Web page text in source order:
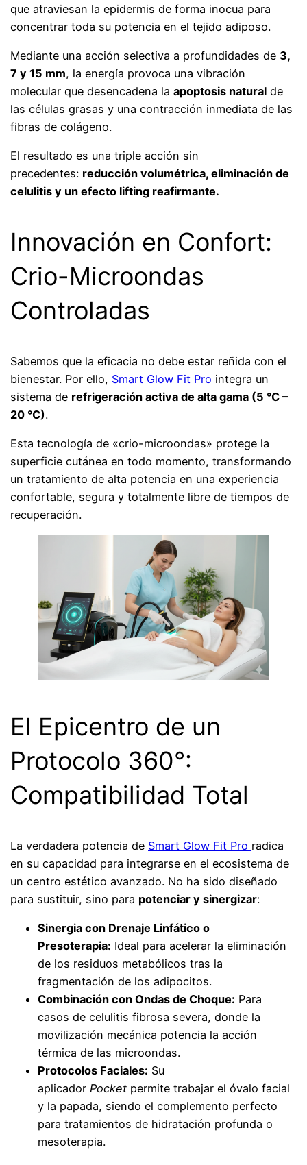
que atraviesan la epidermis de forma inocua para
concentrar toda su potencia en el tejido adiposo.
Mediante una acción selectiva a profundidades de 3,
7 y 15 mm, la energía provoca una vibración
molecular que desencadena laapoptosis natural de
las células grasas y una contracción inmediata de las
fibras de colágeno.
El resultado es una triple acción sin
precedentes: reducción volumétrica, eliminación de
celulitis y un efecto lifting reafirmante.
Innovación en Confort:
Crio-Microondas
Controladas
Sabemos que la eficacia no debe estar reñida con el
bienestar. Por ello, Smart Glow Fit Pro integra un
sistema de refrigeración activa de alta gama (5 °C –
20 °C).
Esta tecnología de «crio-microondas» protege la
superficie cutánea en todo momento, transformando
un tratamiento de alta potencia en una experiencia
confortable, segura y totalmente libre de tiempos de
recuperación.
El Epicentro de un
Protocolo 360°:
Compatibilidad Total
La verdadera potencia de Smart Glow Fit Pro radica
en su capacidad para integrarse en el ecosistema de
un centro estético avanzado. No ha sido diseñado
para sustituir, sino para potenciar y sinergizar:
Sinergia con Drenaje Linfático o
Presoterapia: Ideal para acelerar la eliminación
de los residuos metabólicos tras la
fragmentación de los adipocitos.
Combinación con Ondas de Choque: Para
casos de celulitis fibrosa severa, donde la
movilización mecánica potencia la acción
térmica de las microondas.
Protocolos Faciales: Su
aplicadorPocket permite trabajar el óvalo facial
y la papada, siendo el complemento perfecto
para tratamientos de hidratación profunda o
mesoterapia.